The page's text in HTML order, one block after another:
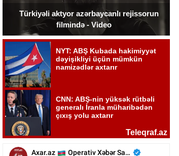
Türkiyəli aktyor azərbaycanlı rejissorun
filmində - Video
Türkiyəli aktyor azərbaycanlı rejissorun